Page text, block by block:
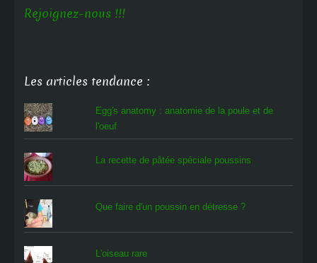
Rejoignez-nous !!!
Les articles tendance :
Egg's anatomy : anatomie de la poule et de
l'oeuf
La recette de pâtée spéciale poussins
Que faire d'un poussin en détresse ?
L'oiseau rare